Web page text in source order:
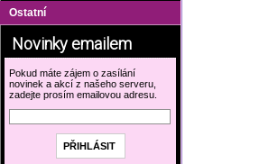
Ostatní
Novinky emailem
Pokud máte zájem o zasílání
novinek a akcí z našeho serveru,
zadejte prosím emailovou adresu.